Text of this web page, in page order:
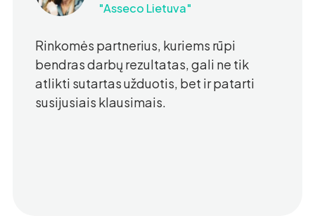
"Asseco Lietuva"
Rinkomės partnerius, kuriems rūpi
bendras darbų rezultatas, gali ne tik
atlikti sutartas užduotis, bet ir patarti
susijusiais klausimais.